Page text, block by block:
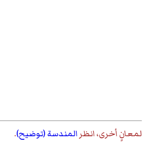
لمعانٍ أخرى، انظر المندسة (توضيح).